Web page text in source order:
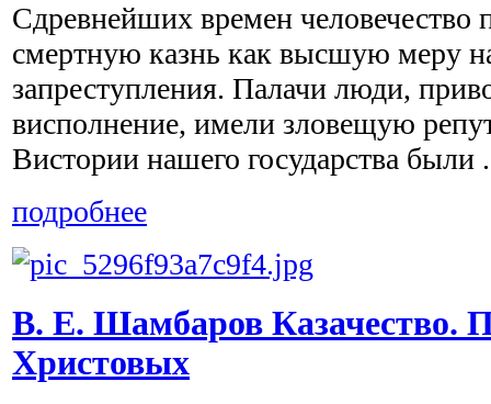
Сдревнейших времен человечество
смертную казнь как высшую меру
запреступления. Палачи люди,
висполнение, имели зловещую
Вистории нашего государства были
подробнее
В. Е. Шамбаров Казачество.
Христовых